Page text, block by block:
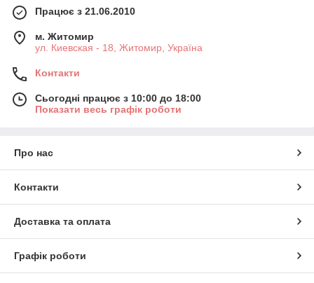
Працює з 21.06.2010
м. Житомир
ул. Киевская - 18, Житомир, Україна
Контакти
Сьогодні працює з 10:00 до 18:00
Показати весь графік роботи
Про нас
Контакти
Доставка та оплата
Графік роботи